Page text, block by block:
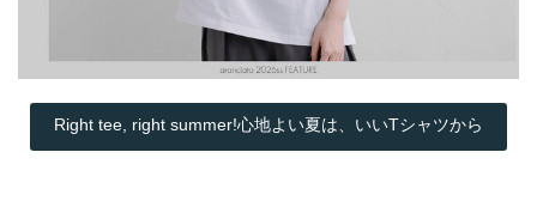
Right tee, right summer!心地よい夏は、いいTシャツから